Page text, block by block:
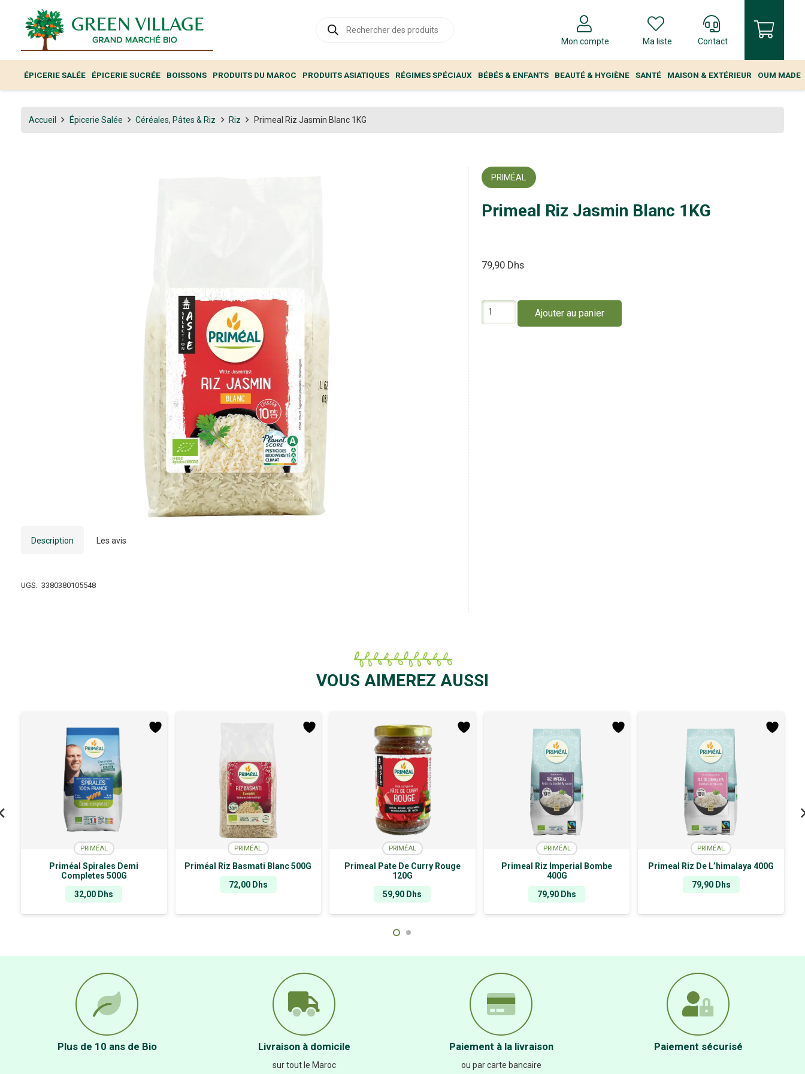
produits
Mon compte Ma liste Contact
ÉPICERIE SALÉE ÉPICERIE SUCRÉE BOISSONS PRODUITS DU MAROC PRODUITS ASIATIQUES RÉGIMES SPÉCIAUX BÉBÉS & ENFANTS BEAUTÉ & HYGIÈNE SANTÉ MAISON & EXTÉRIEUR OUM MADE
Accueil Épicerie Salée Céréales, Pâtes & Riz Riz Primeal Riz Jasmin Blanc 1KG
Description Les avis
UGS: 3380380105548
PRIMÉAL
Primeal Riz Jasmin Blanc 1KG
79,90 Dhs
quantité
de
Ajouter au panier
VOUS AIMEREZ AUSSI
PRIMÉAL
Priméal Spirales Demi
Completes 500G
32,00 Dhs
PRIMÉAL
Priméal Riz Basmati Blanc 500G
72,00 Dhs
PRIMÉAL
Primeal Pate De Curry Rouge
120G
59,90 Dhs
PRIMÉAL
Primeal Riz Imperial Bombe
400G
79,90 Dhs
PRIMÉAL
Primeal Riz De L’himalaya 400G
79,90 Dhs
Plus de 10 ans de Bio Livraison à domicile
sur tout le Maroc
Paiement à la livraison
ou par carte bancaire
Paiement sécurisé